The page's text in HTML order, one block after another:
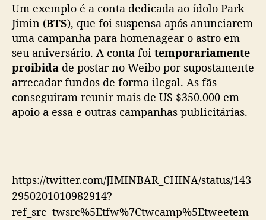
Um exemplo é a conta dedicada ao ídolo Park
Jimin (BTS), que foi suspensa após anunciarem
uma campanha para homenagear o astro em
seu aniversário. A conta foi temporariamente
proibida de postar no Weibo por supostamente
arrecadar fundos de forma ilegal. As fãs
conseguiram reunir mais de US $350.000 em
apoio a essa e outras campanhas publicitárias.
https://twitter.com/JIMINBAR_CHINA/status/143
2950201010982914?
ref_src=twsrc%5Etfw%7Ctwcamp%5Etweetem